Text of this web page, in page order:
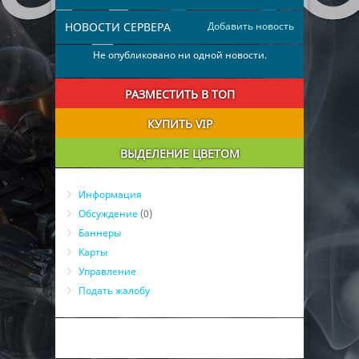
Добавить новость
НОВОСТИ СЕРВЕРА
Не опубликовано ни одной новости.
РАЗМЕСТИТЬ В ТОП
КУПИТЬ VIP
ВЫДЕЛЕНИЕ ЦВЕТОМ
Информация
Обсуждение (0)
Баннеры
Карты
Управление
Подать жалобу